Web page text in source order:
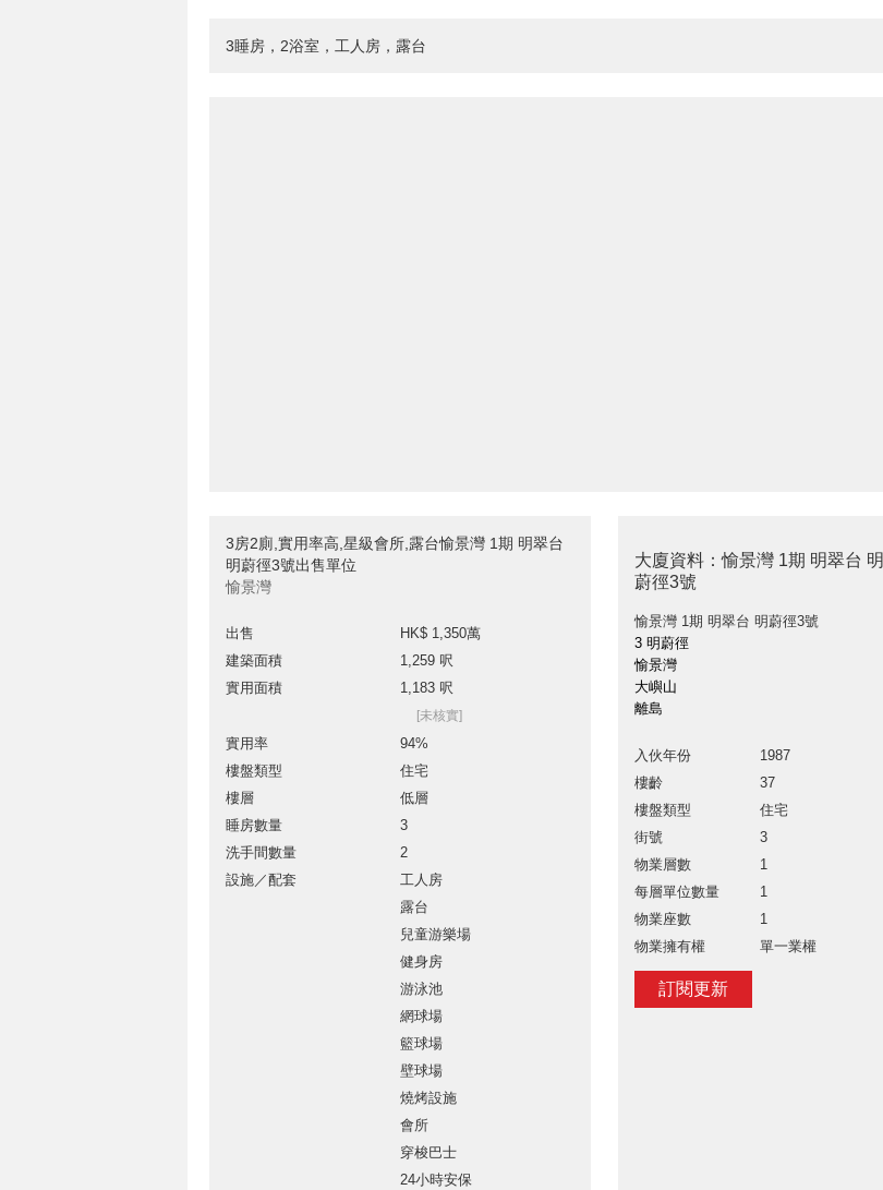
3睡房，2浴室，工人房，露台
3房2廁,實用率高,星級會所,露台愉景灣 1期 明翠台
明蔚徑3號出售單位
愉景灣
出售
HK$ 1,350萬
建築面積
1,259 呎
實用面積
1,183 呎
[未核實]
實用率
94%
樓盤類型
住宅
樓層
低層
睡房數量
3
洗手間數量
2
設施／配套
工人房
露台
兒童游樂場
健身房
游泳池
網球場
籃球場
壁球場
燒烤設施
會所
穿梭巴士
24小時安保
大廈資料：愉景灣 1期 明翠台 明
蔚徑3號
愉景灣 1期 明翠台 明蔚徑3號
3 明蔚徑
愉景灣
大嶼山
離島
入伙年份
1987
樓齡
37
樓盤類型
住宅
街號
3
物業層數
1
每層單位數量
1
物業座數
1
物業擁有權
單一業權
訂閱更新